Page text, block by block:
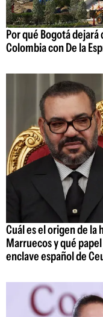
Por qué Bogotá
Colombia con De la
Cuál es el origen de la
Marruecos y qué
enclave español de